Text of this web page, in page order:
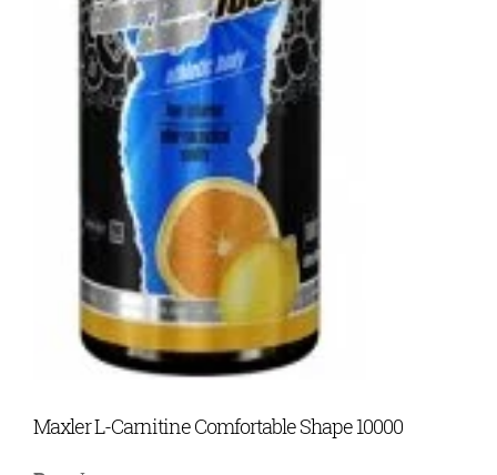
Maxler L-Carnitine Comfortable Shape 10000